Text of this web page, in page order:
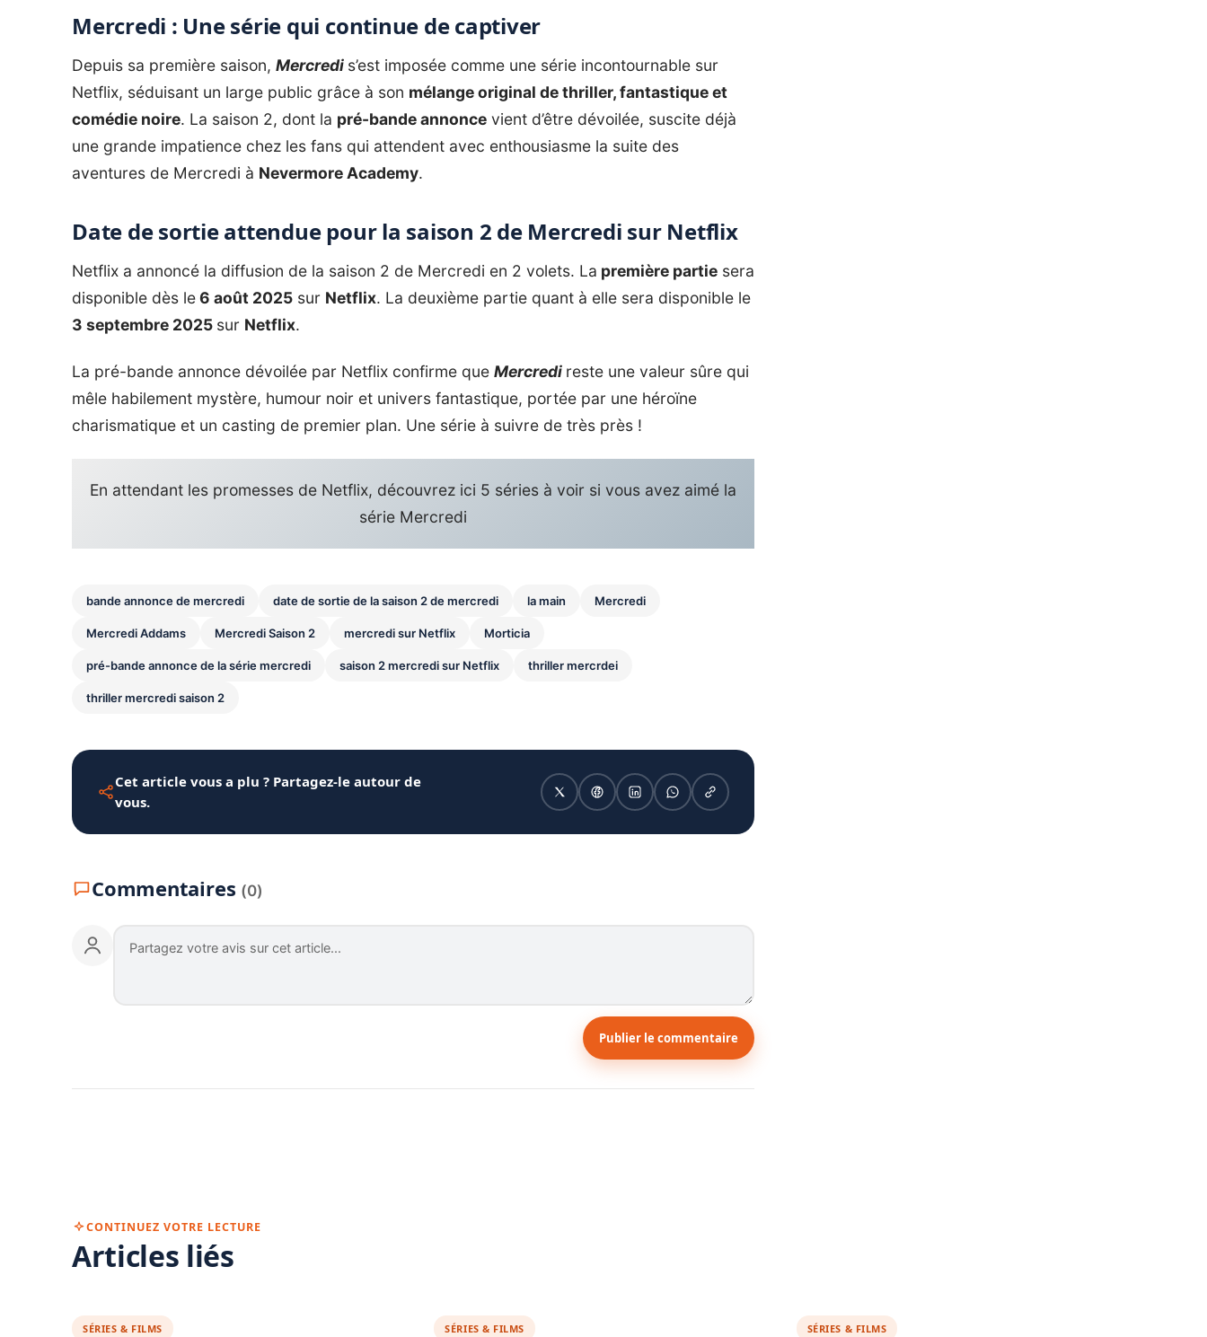
Mercredi : Une série qui continue de captiver
Depuis sa première saison, Mercredi s’est imposée comme une série incontournable sur
Netflix, séduisant un large public grâce à son mélange original de thriller, fantastique et
comédie noire. La saison 2, dont la pré-bande annonce vient d’être dévoilée, suscite déjà
une grande impatience chez les fans qui attendent avec enthousiasme la suite des
aventures de Mercredi à Nevermore Academy.
Date de sortie attendue pour la saison 2 de Mercredi sur Netflix
Netflix a annoncé la diffusion de la saison 2 de Mercredi en 2 volets. La première partie sera
disponible dès le6 août 2025 sur Netflix. La deuxième partie quant à elle sera disponible le
3 septembre 2025 sur Netflix.
La pré-bande annonce dévoilée par Netflix confirme que Mercredi reste une valeur sûre qui
mêle habilement mystère, humour noir et univers fantastique, portée par une héroïne
charismatique et un casting de premier plan. Une série à suivre de très près !
En attendant les promesses de Netflix, découvrez ici 5 séries à voir si vous avez aimé la
série Mercredi
bande annonce de mercredi date de sortie de la saison 2 de mercredi la main Mercredi
Mercredi Addams Mercredi Saison 2 mercredi sur Netflix Morticia
pré-bande annonce de la série mercredi saison 2 mercredi sur Netflix thriller mercrdei
thriller mercredi saison 2
Cet article vous a plu ? Partagez-le autour de
vous.
Commentaires (0)
Publier le commentaire
CONTINUEZ VOTRE LECTURE
Articles liés
SÉRIES & FILMS SÉRIES & FILMS SÉRIES & FILMS